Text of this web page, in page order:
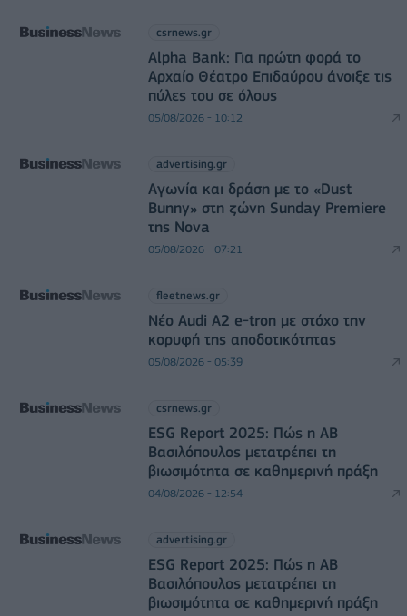
csrnews.gr
Alpha Bank: Για πρώτη φορά το
Αρχαίο Θέατρο Επιδαύρου άνοιξε τις
πύλες του σε όλους
05/08/2026 - 10:12
advertising.gr
Αγωνία και δράση με το «Dust
Bunny» στη ζώνη Sunday Premiere
της Nova
05/08/2026 - 07:21
fleetnews.gr
Νέο Audi A2 e-tron με στόχο την
κορυφή της αποδοτικότητας
05/08/2026 - 05:39
csrnews.gr
ESG Report 2025: Πώς η ΑΒ
Βασιλόπουλος μετατρέπει τη
βιωσιμότητα σε καθημερινή πράξη
04/08/2026 - 12:54
advertising.gr
ESG Report 2025: Πώς η ΑΒ
Βασιλόπουλος μετατρέπει τη
βιωσιμότητα σε καθημερινή πράξη